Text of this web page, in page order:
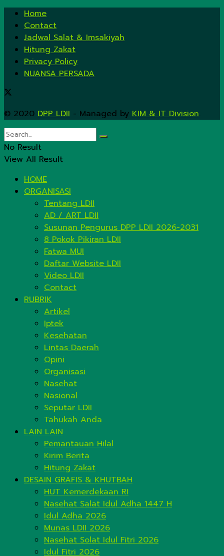
Home
Contact
Jadwal Salat & Imsakiyah
Hitung Zakat
Privacy Policy
NUANSA PERSADA
© 2020 DPP LDII - Managed by KIM & IT Division.
No Result
View All Result
HOME
ORGANISASI
Tentang LDII
AD / ART LDII
Susunan Pengurus DPP LDII 2026-2031
8 Pokok Pikiran LDII
Fatwa MUI
Daftar Website LDII
Video LDII
Contact
RUBRIK
Artikel
Iptek
Kesehatan
Lintas Daerah
Opini
Organisasi
Nasehat
Nasional
Seputar LDII
Tahukah Anda
LAIN LAIN
Pemantauan Hilal
Kirim Berita
Hitung Zakat
DESAIN GRAFIS & KHUTBAH
HUT Kemerdekaan RI
Nasehat Salat Idul Adha 1447 H
Idul Adha 2026
Munas LDII 2026
Nasehat Solat Idul Fitri 2026
Idul Fitri 2026